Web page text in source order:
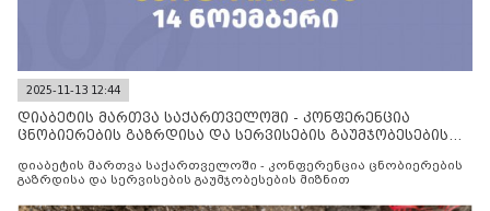
2025-11-13 12:44
დიაბეტის მართვა საქართველოში - კონფერენცია
ცნობიერების გაზრდისა და სერვისების გაუმჯობესების
დიაბეტის მართვა საქართველოში - კონფერენცია ცნობიერების
გაზრდისა და სერვისების გაუმჯობესების მიზნით